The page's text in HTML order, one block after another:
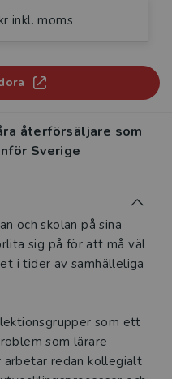
inkl. moms
återförsäljare som
Sverige
och skolan på sina
sig på för att må väl
i tider av samhälleliga
som ett
som lärare
arbetar redan kollegialt